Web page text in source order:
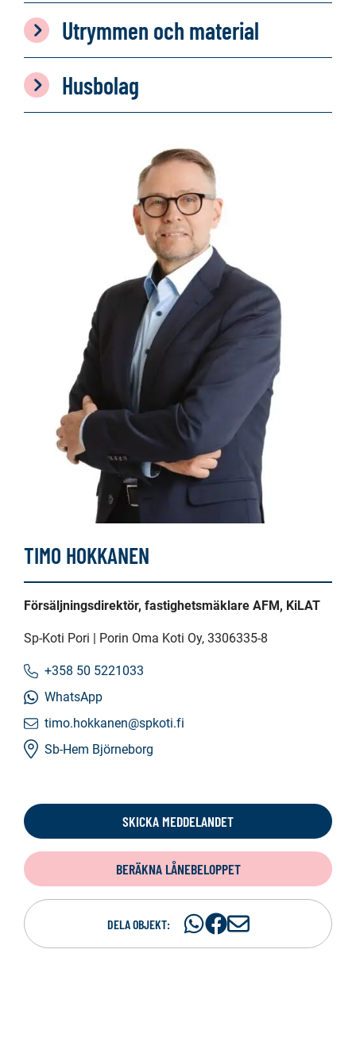
Utrymmen och material
Husbolag
TIMO HOKKANEN
Försäljningsdirektör, fastighetsmäklare AFM, KiLAT
Sp-Koti Pori | Porin Oma Koti Oy, 3306335-8
+358 50 5221033
WhatsApp
timo.hokkanen@spkoti.fi
Sb-Hem Björneborg
SKICKA MEDDELANDET
BERÄKNA LÅNEBELOPPET
DELA OBJEKT:
DelaDelaD